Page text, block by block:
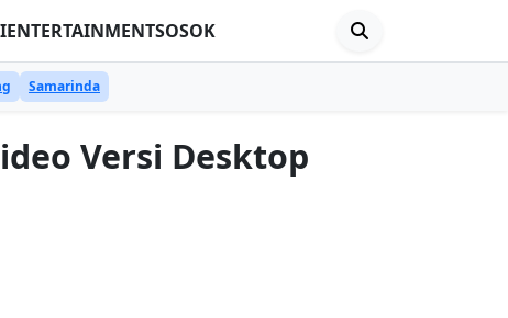
ENTERTAINMENTSOSOK
Samarinda
Versi Desktop